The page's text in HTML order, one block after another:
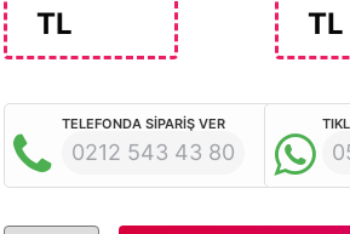
TL
TL
TELEFONDA SİPARİŞ VER
0212 543 43 80